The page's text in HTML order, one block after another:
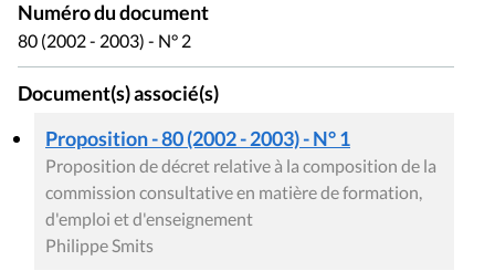
Numéro du document
80 (2002 - 2003) - N° 2
Document(s) associé(s)
Proposition - 80 (2002 - 2003) - N° 1
Proposition de décret relative à la composition de la
commission consultative en matière de formation,
d'emploi et d'enseignement
Philippe Smits